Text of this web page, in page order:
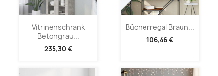
Vitrinenschrank
Betongrau...
235,30 €
Bücherregal Braun...
106,46 €